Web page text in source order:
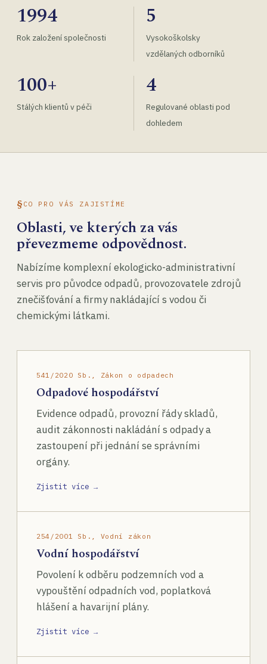
1994
Rok založení společnosti
5
Vysokoškolsky
vzdělaných odborníků
100+
Stálých klientů v péči
4
Regulované oblasti pod
dohledem
CO PRO VÁS ZAJISTÍME
Oblasti, ve kterých za vás
převezmeme odpovědnost.
Nabízíme komplexní ekologicko-administrativní
servis pro původce odpadů, provozovatele zdrojů
znečišťování a firmy nakládající s vodou či
chemickými látkami.
541/2020 Sb., Zákon o odpadech
Odpadové hospodářství
Evidence odpadů, provozní řády skladů,
audit zákonnosti nakládání s odpady a
zastoupení při jednání se správními
orgány.
Zjistit více →
254/2001 Sb., Vodní zákon
Vodní hospodářství
Povolení k odběru podzemních vod a
vypouštění odpadních vod, poplatková
hlášení a havarijní plány.
Zjistit více →